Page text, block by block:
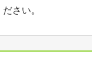
さい。